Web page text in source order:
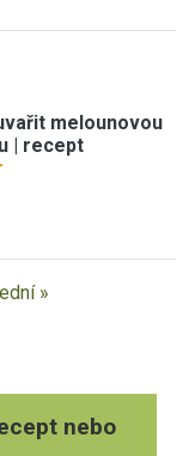
melounovou
| recept
»
nebo